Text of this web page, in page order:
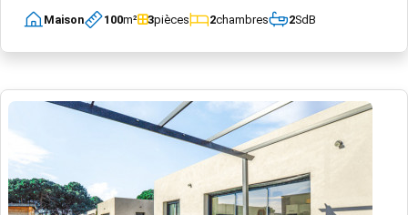
Maison 100m² 3pièces 2chambres 2SdB